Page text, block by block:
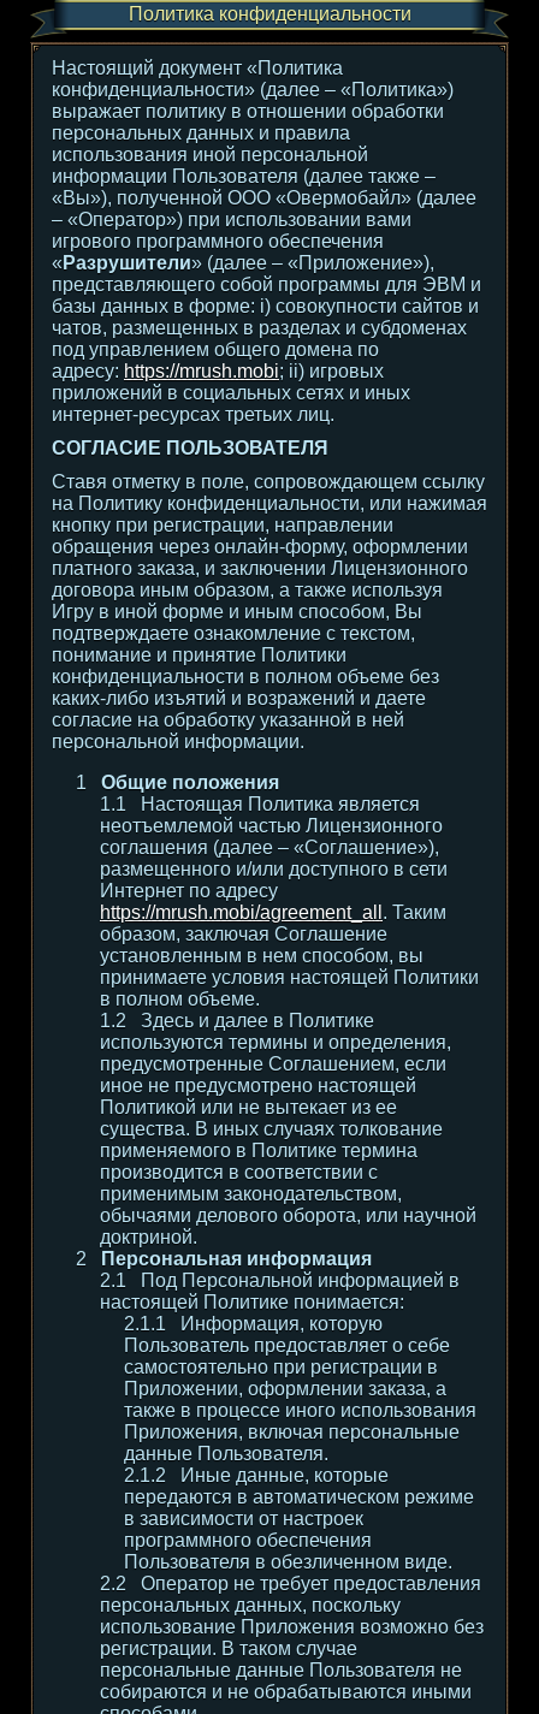
Политика конфиденциальности
Настоящий документ «Политика
конфиденциальности» (далее – «Политика»)
выражает политику в отношении обработки
персональных данных и правила
использования иной персональной
информации Пользователя (далее также –
«Вы»), полученной ООО «Овермобайл» (далее
– «Оператор») при использовании вами
игрового программного обеспечения
«Разрушители» (далее – «Приложение»),
представляющего собой программы для ЭВМ и
базы данных в форме: i) совокупности сайтов и
чатов, размещенных в разделах и субдоменах
под управлением общего домена по
адресу: https://mrush.mobi; ii) игровых
приложений в социальных сетях и иных
интернет-ресурсах третьих лиц.
СОГЛАСИЕ ПОЛЬЗОВАТЕЛЯ
Ставя отметку в поле, сопровождающем ссылку
на Политику конфиденциальности, или нажимая
кнопку при регистрации, направлении
обращения через онлайн-форму, оформлении
платного заказа, и заключении Лицензионного
договора иным образом, а также используя
Игру в иной форме и иным способом, Вы
подтверждаете ознакомление с текстом,
понимание и принятие Политики
конфиденциальности в полном объеме без
каких-либо изъятий и возражений и даете
согласие на обработку указанной в ней
персональной информации.
Общие положения
Настоящая Политика является
неотъемлемой частью Лицензионного
соглашения (далее – «Соглашение»),
размещенного и/или доступного в сети
Интернет по адресу
https://mrush.mobi/agreement_all . Таким
образом, заключая Соглашение
установленным в нем способом, вы
принимаете условия настоящей Политики
в полном объеме.
Здесь и далее в Политике
используются термины и определения,
предусмотренные Соглашением, если
иное не предусмотрено настоящей
Политикой или не вытекает из ее
существа. В иных случаях толкование
применяемого в Политике термина
производится в соответствии с
применимым законодательством,
обычаями делового оборота, или научной
доктриной.
Персональная информация
Под Персональной информацией в
настоящей Политике понимается:
Информация, которую
Пользователь предоставляет о себе
самостоятельно при регистрации в
Приложении, оформлении заказа, а
также в процессе иного использования
Приложения, включая персональные
данные Пользователя.
Иные данные, которые
передаются в автоматическом режиме
в зависимости от настроек
программного обеспечения
Пользователя в обезличенном виде.
Оператор не требует предоставления
персональных данных, поскольку
использование Приложения возможно без
регистрации. В таком случае
персональные данные Пользователя не
собираются и не обрабатываются иными